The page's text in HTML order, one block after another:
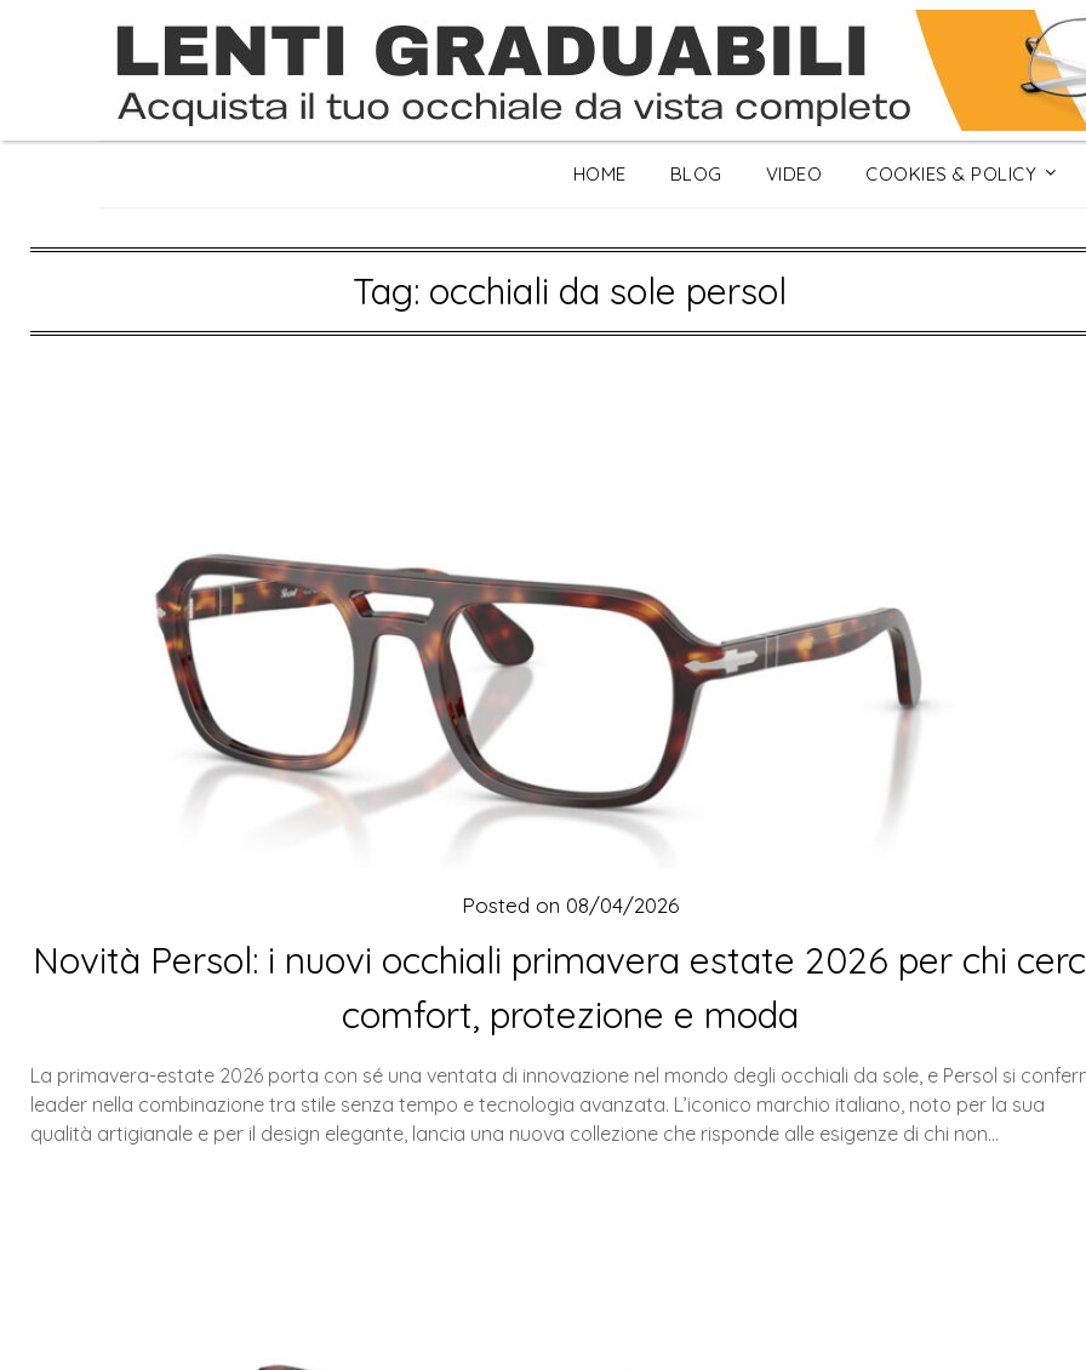
HOME BLOG VIDEO COOKIES & POLICY
Tag: occhiali da sole persol
Novità Persol: i nuovi occhiali primavera estate 2026 per chi
comfort, protezione e moda
Posted on 08/04/2026
La primavera-estate 2026 porta con sé una ventata di innovazione nel mondo degli occhiali da sole, e Persol si
leader nella combinazione tra stile senza tempo e tecnologia avanzata. L’iconico marchio italiano, noto per la sua
qualità artigianale e per il design elegante, lancia una nuova collezione che risponde alle esigenze di chi non…